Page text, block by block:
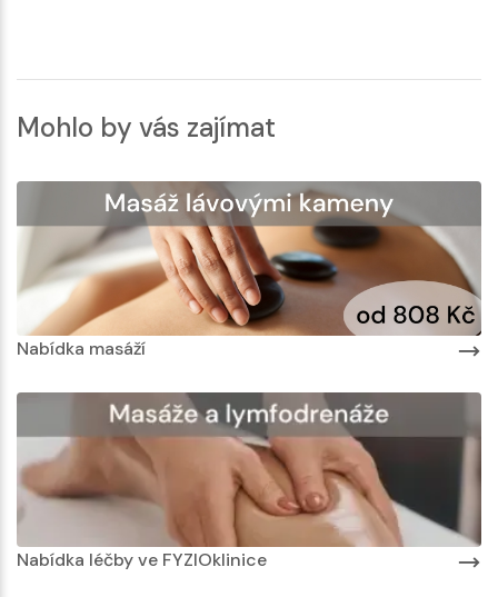
Mohlo by vás zajímat
Nabídka masáží
Nabídka léčby ve FYZIOklinice